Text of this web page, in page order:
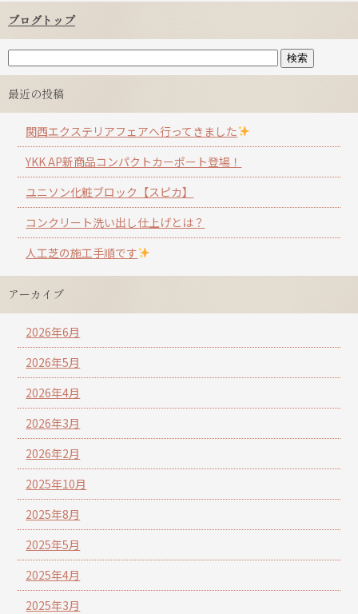
ブログトップ
最近の投稿
関西エクステリアフェアへ行ってきました
YKK AP新商品コンパクトカーポート登場！
ユニソン化粧ブロック【スピカ】
コンクリート洗い出し仕上げとは？
人工芝の施工手順です
アーカイブ
2026年6月
2026年5月
2026年4月
2026年3月
2026年2月
2025年10月
2025年8月
2025年5月
2025年4月
2025年3月